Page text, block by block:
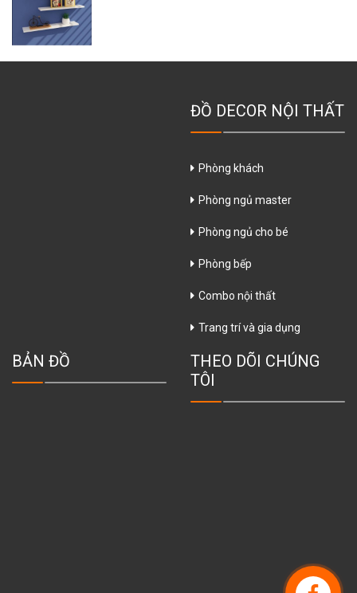
ĐỒ DECOR NỘI THẤT
Phòng khách
Phòng ngủ master
Phòng ngủ cho bé
Phòng bếp
Combo nội thất
Trang trí và gia dụng
BẢN ĐỒ
THEO DÕI CHÚNG
TÔI